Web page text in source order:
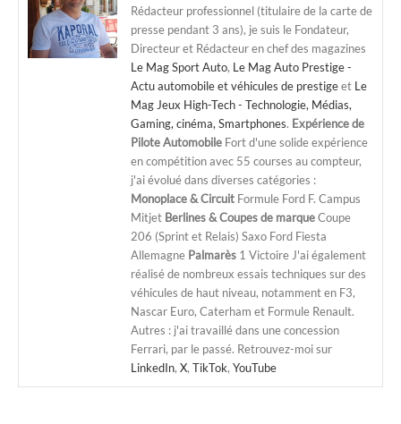
Rédacteur professionnel (titulaire de la carte de
presse pendant 3 ans), je suis le Fondateur,
Directeur et Rédacteur en chef des magazines
Le Mag Sport Auto, Le Mag Auto Prestige -
Actu automobile et véhicules de prestigeet Le
Mag Jeux High-Tech - Technologie, Médias,
Gaming, cinéma, Smartphones. Expérience de
Pilote Automobile Fort d'une solide expérience
en compétition avec 55 courses au compteur,
j'ai évolué dans diverses catégories :
Monoplace & Circuit Formule Ford F. Campus
Mitjet Berlines & Coupes de marqueCoupe
206 (Sprint et Relais) Saxo Ford Fiesta
Allemagne Palmarès 1 Victoire J'ai également
réalisé de nombreux essais techniques sur des
véhicules de haut niveau, notamment en F3,
Nascar Euro, Caterham et Formule Renault.
Autres : j'ai travaillé dans une concession
Ferrari, par le passé. Retrouvez-moi sur
LinkedIn, X, TikTok, YouTube